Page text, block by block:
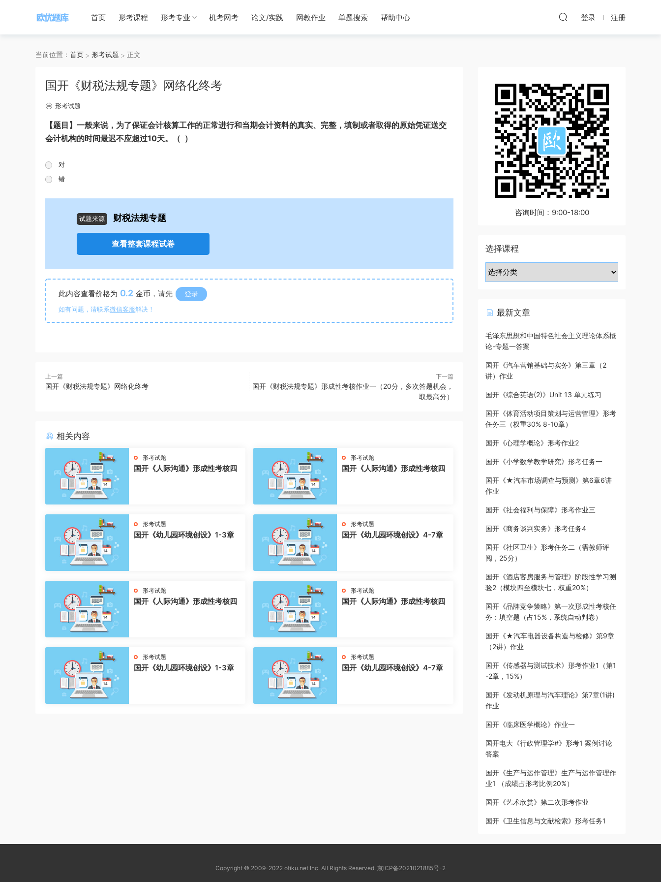
首页 形考课程 形考专业 机考网考 论文/实践 网教作业 单题搜索 帮助中心 登录 注册
当前位置： 首页 形考试题 正文
国开《财税法规专题》网络化终考
形考试题
【题目】一般来说，为了保证会计核算工作的正常进行和当期会计资料的真实、完整，填制或者取得的原始凭证送交
会计机构的时间最迟不应超过10天。（ ）
对
错
试题来源 财税法规专题
查看整套课程试卷
此内容查看价格为 0.2 金币，请先 登录
如有问题，请联系微信客服解决！
上一篇
国开《财税法规专题》网络化终考
下一篇
国开《财税法规专题》形成性考核作业一（20分，多次答题机会，
取最高分）
相关内容
形考试题
国开《人际沟通》形成性考核四
形考试题
国开《人际沟通》形成性考核四
形考试题
国开《幼儿园环境创设》1-3章
形考试题
国开《幼儿园环境创设》4-7章
形考试题
国开《人际沟通》形成性考核四
形考试题
国开《人际沟通》形成性考核四
形考试题
国开《幼儿园环境创设》1-3章
形考试题
国开《幼儿园环境创设》4-7章
咨询时间：9:00-18:00
选择课程
最新文章
毛泽东思想和中国特色社会主义理论体系概
论-专题一答案
国开《汽车营销基础与实务》第三章（2
讲）作业
国开《综合英语(2)》Unit 13 单元练习
国开《体育活动项目策划与运营管理》形考
任务三（权重30% 8-10章）
国开《心理学概论》形考作业2
国开《小学数学教学研究》形考任务一
国开《★汽车市场调查与预测》第6章6讲
作业
国开《社会福利与保障》形考作业三
国开《商务谈判实务》形考任务4
国开《社区卫生》形考任务二（需教师评
阅，25分）
国开《酒店客房服务与管理》阶段性学习测
验2（模块四至模块七，权重20%）
国开《品牌竞争策略》第一次形成性考核任
务：填空题（占15%，系统自动判卷）
国开《★汽车电器设备构造与检修》第9章
（2讲）作业
国开《传感器与测试技术》形考作业1（第1
-2章，15%）
国开《发动机原理与汽车理论》第7章(1讲)
作业
国开《临床医学概论》作业一
国开电大《行政管理学#》形考1 案例讨论
答案
国开《生产与运作管理》生产与运作管理作
业1 （成绩占形考比例20%）
国开《艺术欣赏》第二次形考作业
国开《卫生信息与文献检索》形考任务1
Copyright © 2009-2022 otiku.net Inc. All Rights Reserved. 京ICP备2021021885号-2